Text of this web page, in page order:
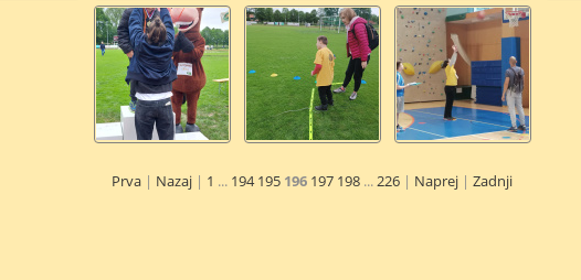
Prva| Nazaj| 1 ... 194 195 196 197 198...226 | Naprej | Zadnji